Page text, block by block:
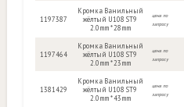
1197387
Кромка Ванильный
жёлтый U108 ST9
2.0mm * 28mm
цена по
запросу
1197464
Кромка Ванильный
жёлтый U108 ST9
2.0mm * 23mm
цена по
запросу
1381429
Кромка Ванильный
жёлтый U108 ST9
2.0mm * 43mm
цена по
запросу